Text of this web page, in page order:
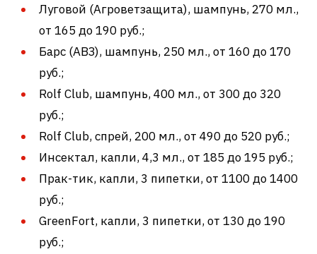
Луговой (Агроветзащита), шампунь, 270 мл.,
от 165 до 190 руб.;
Барс (АВЗ), шампунь, 250 мл., от 160 до 170
руб.;
Rolf Club, шампунь, 400 мл., от 300 до 320
руб.;
Rolf Club, спрей, 200 мл., от 490 до 520 руб.;
Инсектал, капли, 4,3 мл., от 185 до 195 руб.;
Прак-тик, капли, 3 пипетки, от 1100 до 1400
руб.;
GreenFort, капли, 3 пипетки, от 130 до 190
руб.;